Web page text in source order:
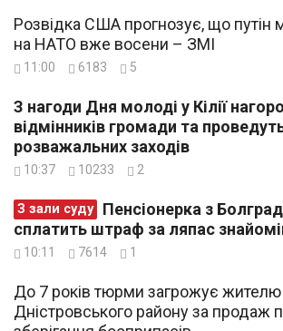
Розвідка США прогнозує, що путін
на НАТО вже восени – ЗМІ
11:00 6183 5
З нагоди Дня молоді у Кілії
відмінників громади та
розважальних заходів
10:37 10233 2
З зали суду
сплатить штраф за ляпас
10:11 7614 1
До 7 років тюрми загрожує жителю
Дністровського району за продаж